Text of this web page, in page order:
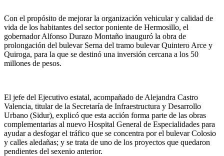
Con el propósito de mejorar la organización vehicular y calidad de
vida de los habitantes del sector poniente de Hermosillo, el
gobernador Alfonso Durazo Montaño inauguró la obra de
prolongación del bulevar Serna del tramo bulevar Quintero Arce y
Quiroga, para la que se destinó una inversión cercana a los 50
millones de pesos.
El jefe del Ejecutivo estatal, acompañado de Alejandra Castro
Valencia, titular de la Secretaría de Infraestructura y Desarrollo
Urbano (Sidur), explicó que esta acción forma parte de las obras
complementarias al nuevo Hospital General de Especialidades para
ayudar a desfogar el tráfico que se concentra por el bulevar Colosio
y calles aledañas; y se trata de uno de los proyectos que quedaron
pendientes del sexenio anterior.